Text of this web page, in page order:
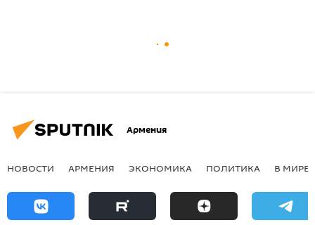
Армения
НОВОСТИ АРМЕНИЯ ЭКОНОМИКА ПОЛИТИКА В МИРЕ